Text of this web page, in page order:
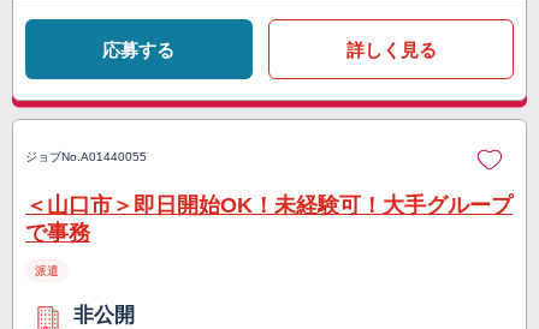
応募する 詳しく見る
ジョブNo. A01440055
＜山口市＞即日開始OK！未経験可！大手グループ
で事務
派遣
非公開